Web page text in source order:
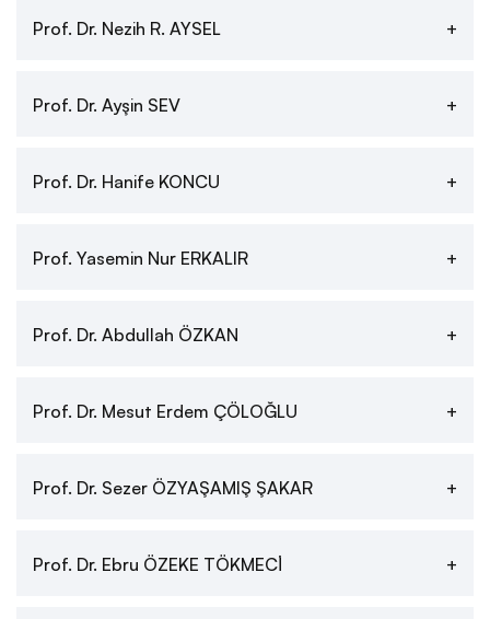
Rektörlük
Senato
Prof. Dr. Nezih R. AYSEL
Prof. Dr. Ayşin SEV
Prof. Dr. Hanife KONCU
Prof. Yasemin Nur ERKALIR
Prof. Dr. Abdullah ÖZKAN
Prof. Dr. Mesut Erdem ÇÖLOĞLU
Prof. Dr. Sezer ÖZYAŞAMIŞ ŞAKAR
Prof. Dr. Ebru ÖZEKE TÖKMECİ